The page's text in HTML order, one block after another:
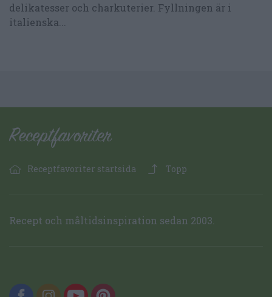
delikatesser och charkuterier. Fyllningen är i
italienska...
Receptfavoriter startsida Topp
Recept och måltidsinspiration sedan 2003.